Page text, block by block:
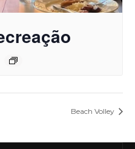
Beach Volley